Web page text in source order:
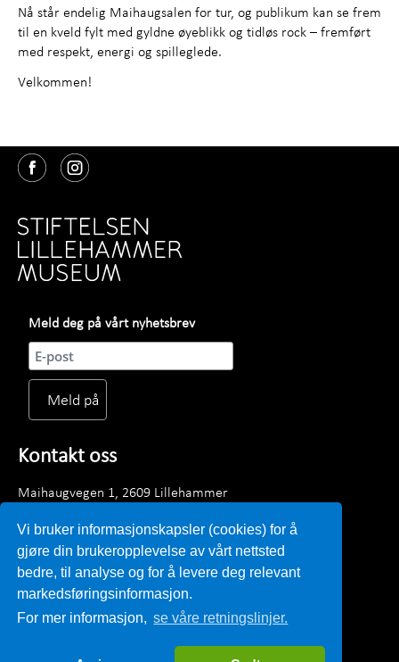
Vi bruker informasjonskapsler (cookies) for å
gjøre din brukeropplevelse av vårt nettsted
bedre, til analyse og for å levere deg relevant
markedsføringsinformasjon.
For mer informasjon, se våre retningslinjer.
Nå står endelig Maihaugsalen for tur, og publikum kan se frem
til en kveld fylt med gyldne øyeblikk og tidløs rock – fremført
med respekt, energi og spilleglede.
Velkommen!
Meld deg på vårt nyhetsbrev
Kontakt oss
Maihaugvegen 1, 2609 Lillehammer
Mandag - fredag kl. 0900 - 1530
E-post:post@lillehammermuseum.no
Ansatte